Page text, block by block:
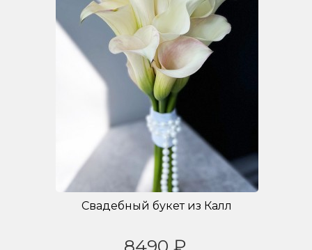
Свадебный букет из Калл
8490 ₽